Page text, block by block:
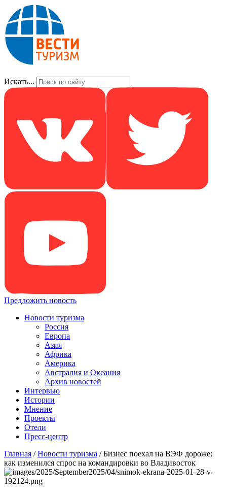
Искать...
Предложить новость
Новости туризма
Россия
Европа
Азия
Африка
Америка
Австралия и Океания
Архив новостей
Интервью
Истории
Мнение
Проекты
Отели
Пресс-центр
Главная /Новости туризма /Бизнес поехал на ВЭФ дороже:
как изменился спрос на командировки во Владивосток